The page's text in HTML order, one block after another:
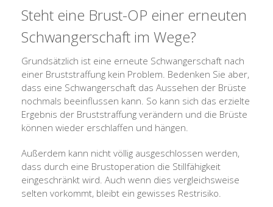
Steht eine Brust-OP einer erneuten
Schwangerschaft im Wege?
Grundsätzlich ist eine erneute Schwangerschaft nach
einer Bruststraffung kein Problem. Bedenken Sie aber,
dass eine Schwangerschaft das Aussehen der Brüste
nochmals beeinflussen kann. So kann sich das erzielte
Ergebnis der Bruststraffung verändern und die Brüste
können wieder erschlaffen und hängen.
Außerdem kann nicht völlig ausgeschlossen werden,
dass durch eine Brustoperation die Stillfähigkeit
eingeschränkt wird. Auch wenn dies vergleichsweise
selten vorkommt, bleibt ein gewisses Restrisiko.